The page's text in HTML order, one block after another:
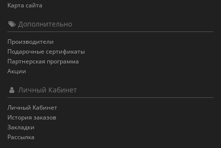
Карта сайта
Дополнительно
Производители
Подарочные сертификаты
Партнерская программа
Акции
Личный Кабинет
Личный Кабинет
История заказов
Закладки
Рассылка